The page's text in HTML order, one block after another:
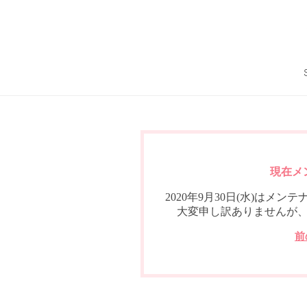
現在メ
2020年9月30日(水)はメンテ
大変申し訳ありませんが
前